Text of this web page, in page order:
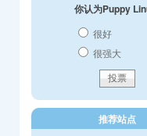
你认为Puppy
很好
很强大
推荐站点